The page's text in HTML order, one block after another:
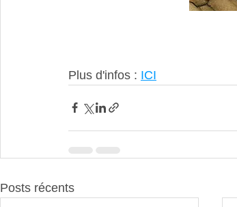
Plus d'infos : ICI
Posts récents